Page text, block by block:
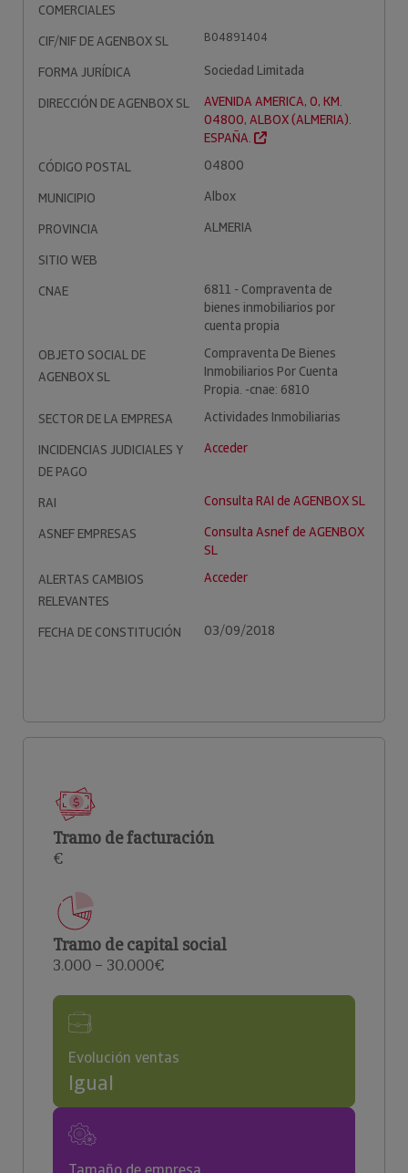
COMERCIALES
CIF/NIF DE AGENBOX SL B04891404
FORMA JURÍDICA
Sociedad Limitada
DIRECCIÓN DE AGENBOX SL
AVENIDA AMERICA, 0, KM.
04800, ALBOX (ALMERIA).
ESPAÑA.
CÓDIGO POSTAL
04800
MUNICIPIO
Albox
PROVINCIA
ALMERIA
SITIO WEB
CNAE
6811 - Compraventa de
bienes inmobiliarios por
cuenta propia
OBJETO SOCIAL DE
AGENBOX SL
Compraventa De Bienes
Inmobiliarios Por Cuenta
Propia. -cnae: 6810
SECTOR DE LA EMPRESA
Actividades Inmobiliarias
INCIDENCIAS JUDICIALES Y
DE PAGO
Acceder
RAI
Consulta RAI de AGENBOX SL
ASNEF EMPRESAS
Consulta Asnef de AGENBOX
SL
ALERTAS CAMBIOS
RELEVANTES
Acceder
FECHA DE CONSTITUCIÓN 03/09/2018
Tramo de facturación
€
Tramo de capital social
3.000 – 30.000€
Evolución ventas
Igual